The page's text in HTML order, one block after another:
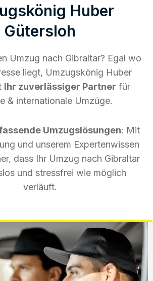
Huber
Gütersloh
Umzug nach Gibraltar? Egal wo
liegt, Umzugskönig Huber
Ihr zuverlässiger Partner für
& internationale Umzüge.
Umzugslösungen: Mit
und unserem Expertenwissen
dass Ihr Umzug nach Gibraltar
und stressfrei wie möglich
verläuft.